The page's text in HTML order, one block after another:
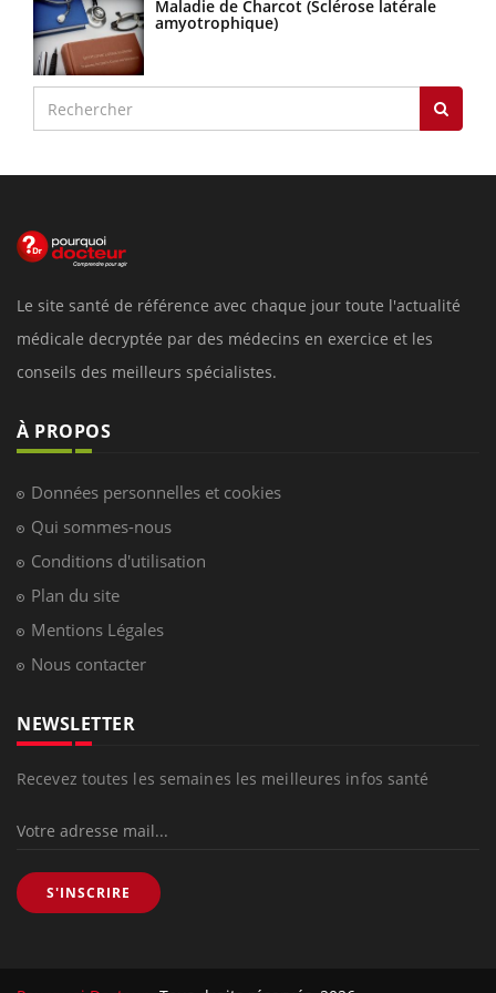
Maladie de Charcot (Sclérose latérale
amyotrophique)
Le site santé de référence avec chaque jour toute l'actualité
médicale decryptée par des médecins en exercice et les
conseils des meilleurs spécialistes.
À PROPOS
Données personnelles et cookies
Qui sommes-nous
Conditions d'utilisation
Plan du site
Mentions Légales
Nous contacter
NEWSLETTER
Recevez toutes les semaines les meilleures infos santé
S'INSCRIRE